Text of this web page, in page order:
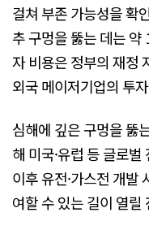
걸쳐 부존 가능성을 확
추 구멍을 뚫는 데는
자 비용은 정부의 재정
외국 메이저기업의 투
심해에 깊은 구멍을 뚫
해 미국·유럽 등 글로
이후 유전·가스전 개발
여할 수 있는 길이 열릴